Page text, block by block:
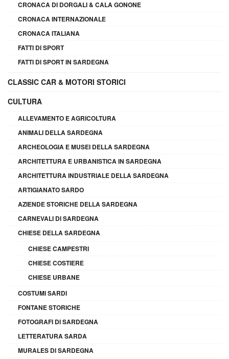
CRONACA DI DORGALI & CALA GONONE
CRONACA INTERNAZIONALE
CRONACA ITALIANA
FATTI DI SPORT
FATTI DI SPORT IN SARDEGNA
CLASSIC CAR & MOTORI STORICI
CULTURA
ALLEVAMENTO E AGRICOLTURA
ANIMALI DELLA SARDEGNA
ARCHEOLOGIA E MUSEI DELLA SARDEGNA
ARCHITETTURA E URBANISTICA IN SARDEGNA
ARCHITETTURA INDUSTRIALE DELLA SARDEGNA
ARTIGIANATO SARDO
AZIENDE STORICHE DELLA SARDEGNA
CARNEVALI DI SARDEGNA
CHIESE DELLA SARDEGNA
CHIESE CAMPESTRI
CHIESE COSTIERE
CHIESE URBANE
COSTUMI SARDI
FONTANE STORICHE
FOTOGRAFI DI SARDEGNA
LETTERATURA SARDA
MURALES DI SARDEGNA